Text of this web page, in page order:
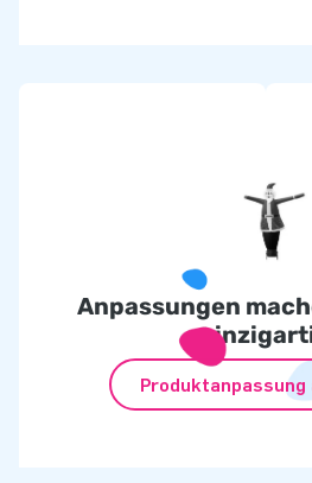
Anpassungen
Produktanpassung